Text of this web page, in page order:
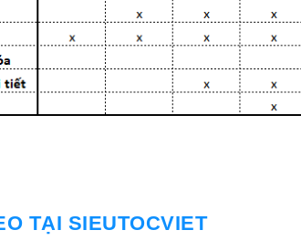
TẠI SIEUTOCVIET